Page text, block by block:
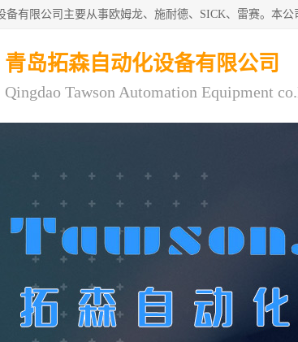
备有限公司主要从事欧姆龙、施耐德、SICK、雷赛。本
青岛拓森自动化设备有限公司
Qingdao Tawson Automation Equipment